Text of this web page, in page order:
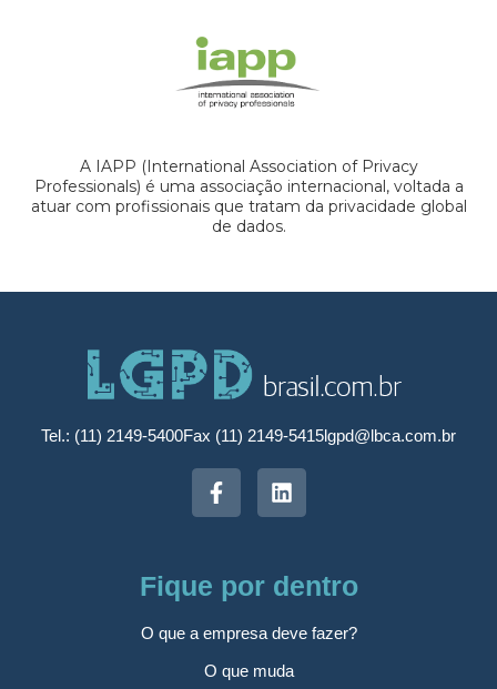
A IAPP (International Association of Privacy
Professionals) é uma associação internacional, voltada a
atuar com profissionais que tratam da privacidade global
de dados.
Tel.: (11) 2149-5400Fax (11) 2149-5415lgpd@lbca.com.br
Fique por dentro
O que a empresa deve fazer?
O que muda